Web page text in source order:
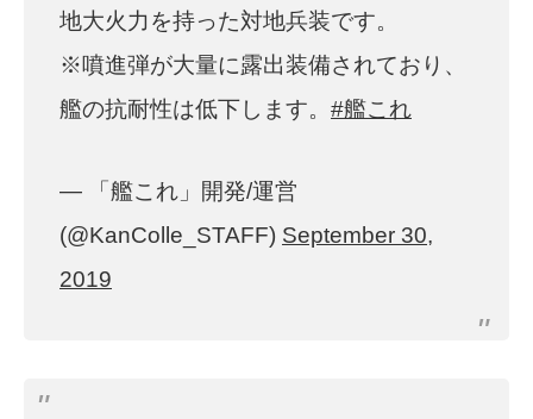
地大火力を持った対地兵装です。
※噴進弾が大量に露出装備されており、
艦の抗耐性は低下します。 #艦これ
— 「艦これ」開発/運営
(@KanColle_STAFF) September 30,
2019